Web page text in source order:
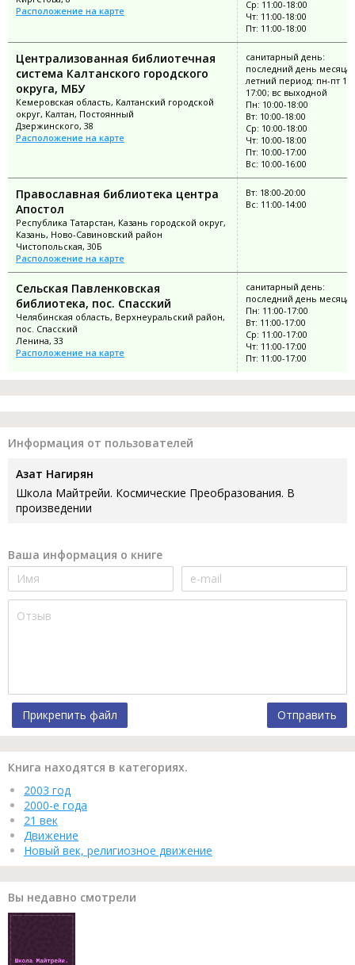
Расположение на карте
Ср: 11:00-18:00
Чт: 11:00-18:00
Пт: 11:00-18:00
Централизованная библиотечная
система Калтанского городского
округа, МБУ
Кемеровская область, Калтанский городской
округ, Калтан, Постоянный
Дзержинского, 38
Расположение на карте
санитарный день:
последний день месяца;
летний период: пн-пт
17:00; вс выходной
Пн: 10:00-18:00
Вт: 10:00-18:00
Ср: 10:00-18:00
Чт: 10:00-18:00
Пт: 10:00-17:00
Вс: 10:00-16:00
Православная библиотека центра
Апостол
Республика Татарстан, Казань городской округ,
Казань, Ново-Савиновский район
Чистопольская, 30Б
Расположение на карте
Вт: 18:00-20:00
Вс: 11:00-14:00
Cельская Павленковская
библиотека, пос. Спасский
Челябинская область, Верхнеуральский район,
пос. Спасский
Ленина, 33
Расположение на карте
санитарный день:
последний день месяца
Пн: 11:00-17:00
Вт: 11:00-17:00
Ср: 11:00-17:00
Чт: 11:00-17:00
Пт: 11:00-17:00
Информация от пользователей
Азат Нагирян
Школа Майтрейи. Космические Преобразования. В
произведении
Ваша информация о книге
Прикрепить файл Отправить
Книга находятся в категориях.
2003 год
2000-е года
21 век
Движение
Новый век, религиозное движение
Вы недавно смотрели